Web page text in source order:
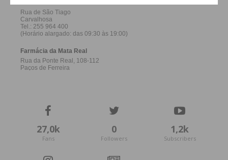
27,0k
Fans
0
Followers
1,2k
Subscribers